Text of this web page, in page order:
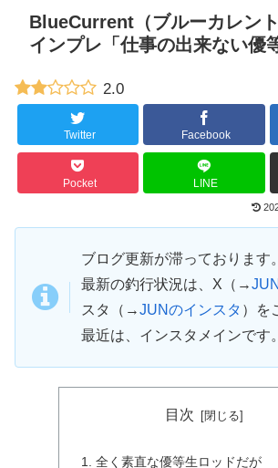
BlueCurrent（ブルーカレン
インプレ「仕事の出来ない優
2.0
Twitter Facebook
Pocket LINE
ブログ更新が滞っております。
最新の釣行状況は、X（→
スタ（→JUNのインスタ ）を
最近は、インスタメインです。
目次
全く素直な優等生ロッドだが